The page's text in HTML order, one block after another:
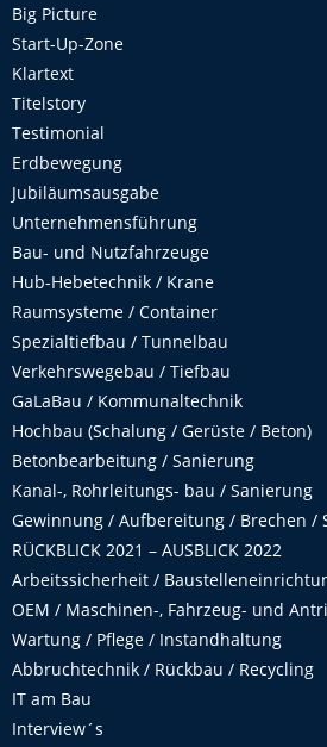
Big Picture
Start-Up-Zone
Klartext
Titelstory
Testimonial
Erdbewegung
Jubiläumsausgabe
Unternehmensführung
Bau- und Nutzfahrzeuge
Hub-Hebetechnik / Krane
Raumsysteme / Container
Spezialtiefbau / Tunnelbau
Verkehrswegebau / Tiefbau
GaLaBau / Kommunaltechnik
Hochbau (Schalung / Gerüste / Beton)
Betonbearbeitung / Sanierung
Kanal-, Rohrleitungs- bau / Sanierung
Gewinnung / Aufbereitung / Brechen /
RÜCKBLICK 2021 – AUSBLICK 2022
Arbeitssicherheit /
OEM / Maschinen-, Fahrzeug- und
Wartung / Pflege / Instandhaltung
Abbruchtechnik / Rückbau / Recycling
IT am Bau
Interview´s